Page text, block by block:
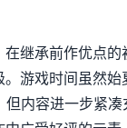
在继承前作优点
。游戏时间虽然
但内容进一步紧